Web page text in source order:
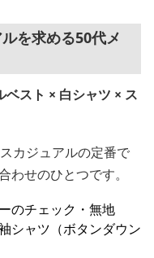
を求める50代メ
スト × 白シャツ × ス
カジュアルの定番で
わせのひとつです。
のチェック・無地
シャツ（ボタンダウン